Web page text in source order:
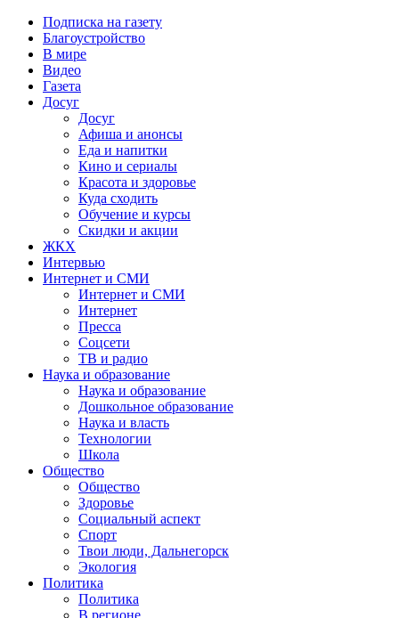
Подписка на газету
Благоустройство
В мире
Видео
Газета
Досуг
Досуг
Афиша и анонсы
Еда и напитки
Кино и сериалы
Красота и здоровье
Куда сходить
Обучение и курсы
Скидки и акции
ЖКХ
Интервью
Интернет и СМИ
Интернет и СМИ
Интернет
Пресса
Соцсети
ТВ и радио
Наука и образование
Наука и образование
Дошкольное образование
Наука и власть
Технологии
Школа
Общество
Общество
Здоровье
Социальный аспект
Спорт
Твои люди, Дальнегорск
Экология
Политика
Политика
В регионе